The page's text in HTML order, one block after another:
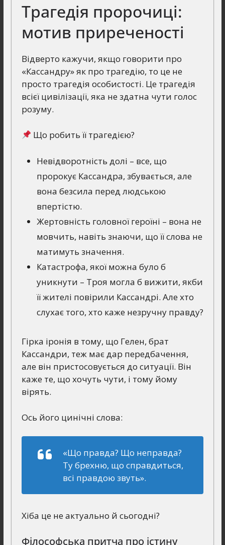
Трагедія пророчиці:
мотив приреченості
Відверто кажучи, якщо говорити про
«Кассандру» як про трагедію, то це не
просто трагедія особистості. Це трагедія
всієї цивілізації, яка не здатна чути голос
розуму.
Що робить її трагедією?
Невідворотність долі – все, що
пророкує Кассандра, збувається, але
вона безсила перед людською
впертістю.
Жертовність головної героїні – вона не
мовчить, навіть знаючи, що її слова не
матимуть значення.
Катастрофа, якої можна було б
уникнути – Троя могла б вижити, якби
її жителі повірили Кассандрі. Але хто
слухає того, хто каже незручну правду?
Гірка іронія в тому, що Гелен, брат
Кассандри, теж має дар передбачення,
але він пристосовується до ситуації. Він
каже те, що хочуть чути, і тому йому
вірять.
Ось його цинічні слова:
«Що правда? Що неправда?
Ту брехню, що справдиться,
всі правдою звуть».
Хіба це не актуально й сьогодні?
Філософська притча про істину